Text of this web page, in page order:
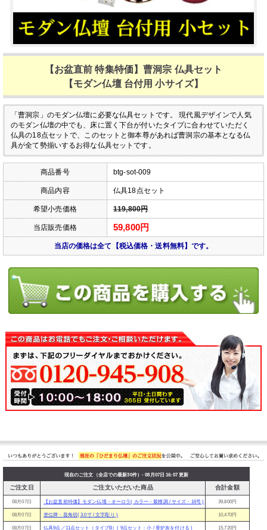
【お盆直前 特集特価】曹洞宗 仏具セット
【モダン仏壇 台付用 小サイズ】
「曹洞宗」のモダン仏壇に必要な仏具セットです。
現代風デザインで人気
のモダン仏壇の中でも、床に置く下台が付いたタイプに合わせていただく
仏具の18点セットで、このセットと御本尊があれば曹洞宗の基本となる仏
具が全て勢揃いするお得な仏具セットです。
商品番号 btg-sot-009
商品内容 仏具18点セット
希望小売価格 119,800円
当店販売価格 59,800円
当店の価格は全て【税込価格・送料無料】です。
現在のご注文（全店での最新30件）- 08月07日 16:07 更新
ご注文日 ご注文いただいた商品 合計金額
08月07日 【お盆直前特価】モダン仏壇・オーロラ( カラー・紫檀調 / サイズ・16号 ) 39,800円
08月07日 塗位牌・葵角切( 3.0寸 / 文字彫り ) 10,470円
08月07日 仏具9点／11点セット（タイプB）( 9点セット：小 / 香炉灰を付ける ) 15,720円